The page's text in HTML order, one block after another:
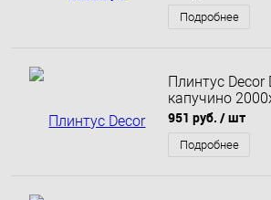
Подробнее
Плинтус Decor
капучино
951 руб. / шт
Подробнее